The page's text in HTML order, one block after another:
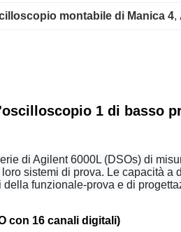
montabile di Manica 4,
1 di basso
di Agilent 6000L (DSOs) di
sistemi di prova. Le capacità
funzionale-prova e di
con 16 canali digitali)